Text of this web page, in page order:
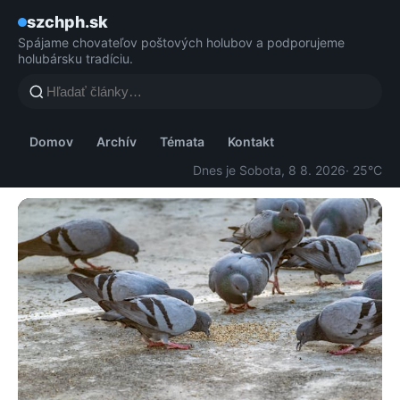
szchph.sk
Spájame chovateľov poštových holubov a podporujeme
holubársku tradíciu.
Domov Archív Témata
Kontakt
Dnes je Sobota, 8 8. 2026· 25°C